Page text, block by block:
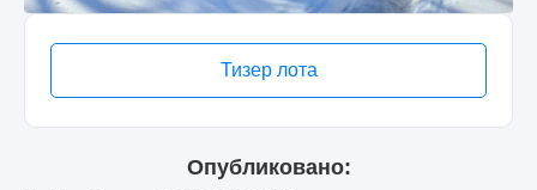
Тизер лота
Опубликовано: